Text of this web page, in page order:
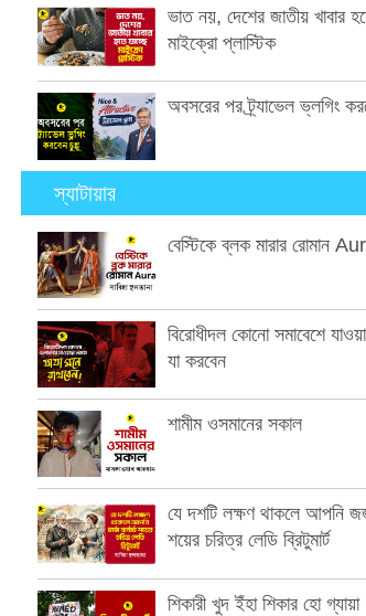
ভাত নয়, দেশের জাতীয় খাবার
মাইক্রো প্লাস্টিক
অবসরের পর ট্র্যাভেল ভ্লগিং
স্যাটায়ার
বেস্টিকে ব্লক মারার রোমান
বিরোধীদল কোনো সমাবেশে
যা করবেন
শামীম ওসমানের সকাল
যে দশটি লক্ষণ থাকলে আপনি জর্জ
শয়ের চরিত্র লেডি ব্রিটুমার্ট
শিকারী খুদ ইঁহা শিকার হো গ্যায়া